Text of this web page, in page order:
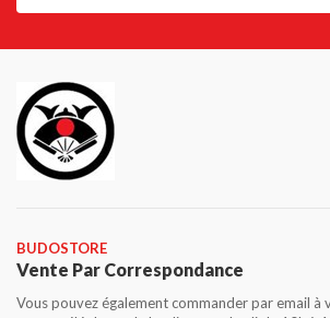
BUDOSTORE
Vente Par Correspondance
Vous pouvez également commander par email à